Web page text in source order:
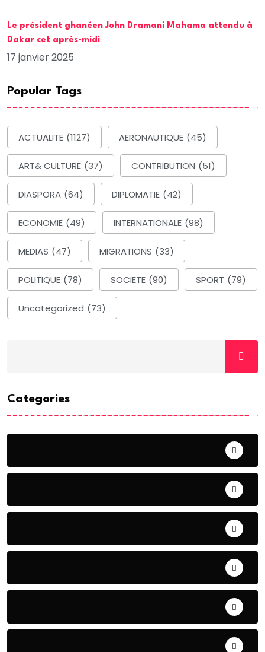
Le président ghanéen John Dramani Mahama attendu à
Dakar cet après-midi
17 janvier 2025
Popular Tags
ACTUALITE (1127) AERONAUTIQUE (45)
ART& CULTURE (37) CONTRIBUTION (51)
DIASPORA (64) DIPLOMATIE (42)
ECONOMIE (49) INTERNATIONALE (98)
MEDIAS (47) MIGRATIONS (33)
POLITIQUE (78) SOCIETE (90) SPORT (79)
Uncategorized (73)
Categories